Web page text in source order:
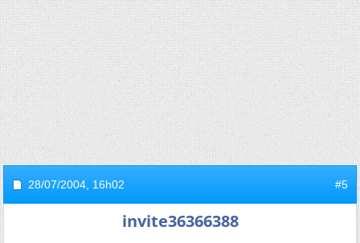
28/07/2004, 16h02 #5
invite36366388